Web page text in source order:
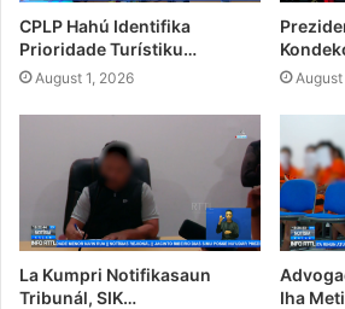
CPLP Hahú Identifika
Prioridade Turístiku…
August 1, 2026
La Kumpri Notifikasaun
Tribunál, SIK…
Iha